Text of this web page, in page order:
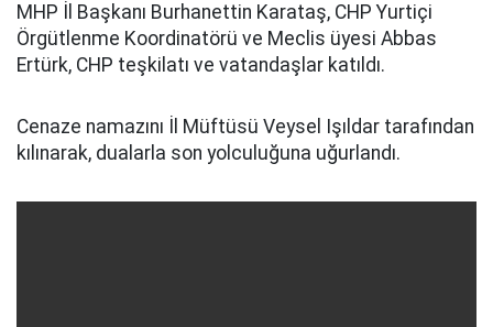
MHP İl Başkanı Burhanettin Karataş, CHP Yurtiçi
Örgütlenme Koordinatörü ve Meclis üyesi Abbas
Ertürk, CHP teşkilatı ve vatandaşlar katıldı.
Cenaze namazını İl Müftüsü Veysel Işıldar tarafından
kılınarak, dualarla son yolculuğuna uğurlandı.